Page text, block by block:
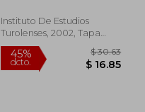
Grustán Isabela
Instituto De Estudios
Turolenses, 2002, Tapa
Blanda, Nuevo